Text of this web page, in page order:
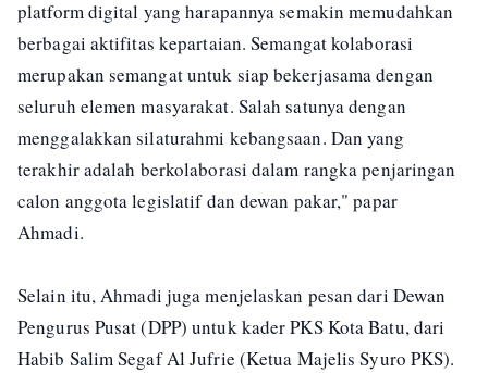
platform digital yang harapannya semakin memudahkan
berbagai aktifitas kepartaian. Semangat kolaborasi
merupakan semangat untuk siap bekerjasama dengan
seluruh elemen masyarakat. Salah satunya dengan
menggalakkan silaturahmi kebangsaan. Dan yang
terakhir adalah berkolaborasi dalam rangka penjaringan
calon anggota legislatif dan dewan pakar," papar
Ahmadi.
Selain itu, Ahmadi juga menjelaskan pesan dari Dewan
Pengurus Pusat (DPP) untuk kader PKS Kota Batu, dari
Habib Salim Segaf Al Jufrie (Ketua Majelis Syuro PKS).